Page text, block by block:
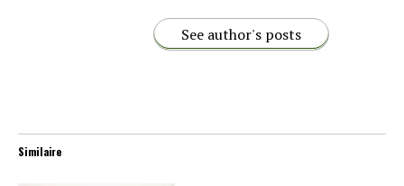
See author's posts
Similaire